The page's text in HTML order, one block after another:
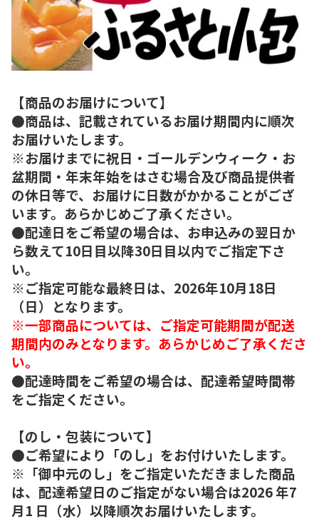
【商品のお届けについて】
●商品は、記載されているお届け期間内に順次
お届けいたします。
※お届けまでに祝日・ゴールデンウィーク・お
盆期間・年末年始をはさむ場合及び商品提供者
の休日等で、お届けに日数がかかることがござ
います。あらかじめご了承ください。
●配達日をご希望の場合は、お申込みの翌日か
ら数えて10日目以降30日目以内でご指定下さ
い。
※ご指定可能な最終日は、2026年10月18日
（日）となります。
※一部商品については、ご指定可能期間が配送
期間内のみとなります。あらかじめご了承くださ
い。
●配達時間をご希望の場合は、配達希望時間帯
をご指定ください。
【のし・包装について】
●ご希望により「のし」をお付けいたします。
※「御中元のし」をご指定いただきました商品
は、配達希望日のご指定がない場合は2026 年7
月1 日（水）以降順次お届けいたします。